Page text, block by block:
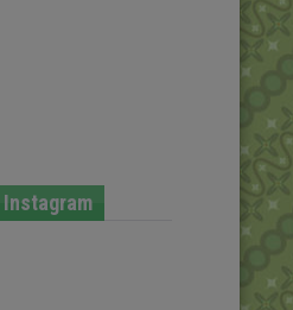
Instagram